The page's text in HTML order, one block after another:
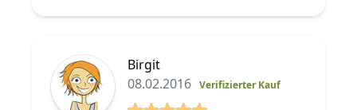
Birgit
08.02.2016 Verifizierter Kauf